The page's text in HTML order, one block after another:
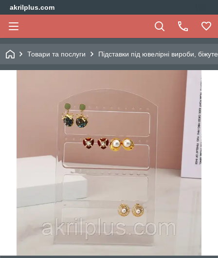
akrilplus.com
Товари та послуги Підставки під ювелірні вироби,